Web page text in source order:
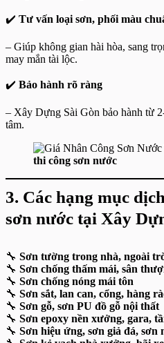
✔️ Tư vấn loại sơn, phối màu
– Giúp không gian hài hòa, sang
may mắn tài lộc.
✔️ Bảo hành rõ ràng
– Xây Dựng Sài Gòn bảo hành từ
tâm.
thi công sơn nước
3. Các hạng mục
sơn nước tại Xây
🔧 Sơn tường trong nhà, ngoài
🔧 Sơn chống thấm mái, sân
🔧 Sơn chống nóng mái tôn
🔧 Sơn sắt, lan can, cổng, hàng
🔧 Sơn gỗ, sơn PU đồ gỗ nội thất
🔧 Sơn epoxy nền xưởng, gara,
🔧 Sơn hiệu ứng, sơn giả đá, sơn